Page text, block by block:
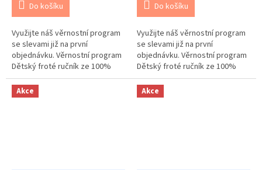
Do košíku
Využijte náš věrnostní program
se slevami již na první
objednávku. Věrnostní program
Dětský froté ručník ze 100%
bavlny o gramáži 450 g/m2 je
měkký, příjemný na dotek a
dobře...
Do košíku
Využijte náš věrnostní program
se slevami již na první
objednávku. Věrnostní program
Dětský froté ručník ze 100%
bavlny o gramáži 450 g/m2 je
měkký, příjemný na dotek a
dobře...
Akce Akce